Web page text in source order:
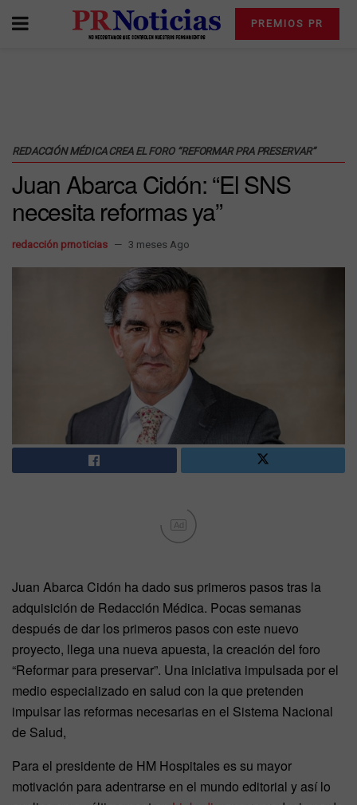
PREMIOS PR
REDACCIÓN MÉDICA CREA EL FORO “REFORMAR PRA PRESERVAR”
Juan Abarca Cidón: “El SNS
necesita reformas ya”
redacción prnoticias 3 meses Ago
Ad
Juan Abarca Cidón ha dado sus primeros pasos tras la
adquisición de Redacción Médica. Pocas semanas
después de dar los primeros pasos con este nuevo
proyecto, llega una nueva apuesta, la creación del foro
“Reformar para preservar”. Una iniciativa impulsada por el
medio especializado en salud con la que pretenden
impulsar las reformas necesarias en el Sistema Nacional
de Salud,
Para el presidente de HM Hospitales es su mayor
motivación para adentrarse en el mundo editorial y así lo